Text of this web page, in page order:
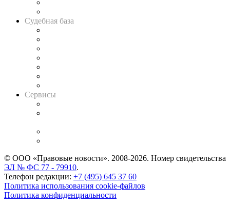
Судебная база
Сервисы
© ООО «Правовые новости». 2008-2026. Номер свидетельства
ЭЛ № ФС 77 - 79910.
Телефон редакции: +7 (495) 645 37 60
Политика использования cookie-файлов
Политика конфиденциальности